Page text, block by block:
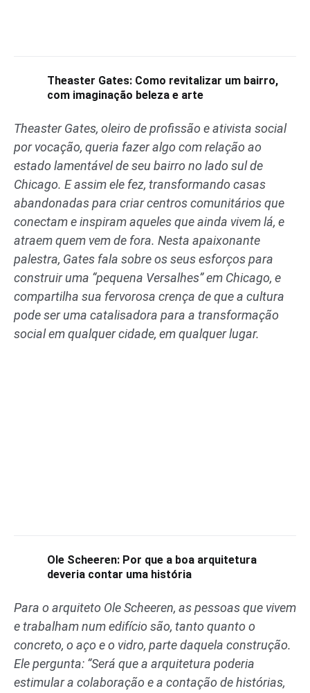
Theaster Gates: Como revitalizar um bairro,
com imaginação beleza e arte
Theaster Gates, oleiro de profissão e ativista social
por vocação, queria fazer algo com relação ao
estado lamentável de seu bairro no lado sul de
Chicago. E assim ele fez, transformando casas
abandonadas para criar centros comunitários que
conectam e inspiram aqueles que ainda vivem lá, e
atraem quem vem de fora. Nesta apaixonante
palestra, Gates fala sobre os seus esforços para
construir uma “pequena Versalhes” em Chicago, e
compartilha sua fervorosa crença de que a cultura
pode ser uma catalisadora para a transformação
social em qualquer cidade, em qualquer lugar.
Ole Scheeren: Por que a boa arquitetura
deveria contar uma história
Para o arquiteto Ole Scheeren, as pessoas que vivem
e trabalham num edifício são, tanto quanto o
concreto, o aço e o vidro, parte daquela construção.
Ele pergunta: “Será que a arquitetura poderia
estimular a colaboração e a contação de histórias,